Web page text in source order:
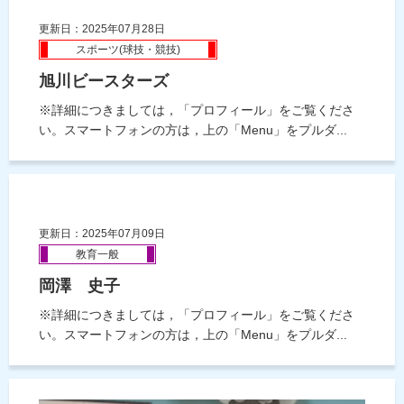
更新日：2025年07月28日
スポーツ(球技・競技)
旭川ビースターズ
※詳細につきましては，「プロフィール」をご覧くださ
い。スマートフォンの方は，上の「Menu」をプルダ...
更新日：2025年07月09日
教育一般
岡澤 史子
※詳細につきましては，「プロフィール」をご覧くださ
い。スマートフォンの方は，上の「Menu」をプルダ...